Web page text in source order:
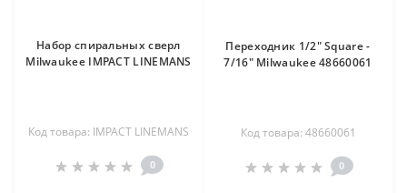
Набор спиральных сверл
Milwaukee IMPACT LINEMANS
Код товара: IMPACT LINEMANS
0
Переходник 1/2" Square -
7/16" Milwaukee 48660061
Код товара: 48660061
0